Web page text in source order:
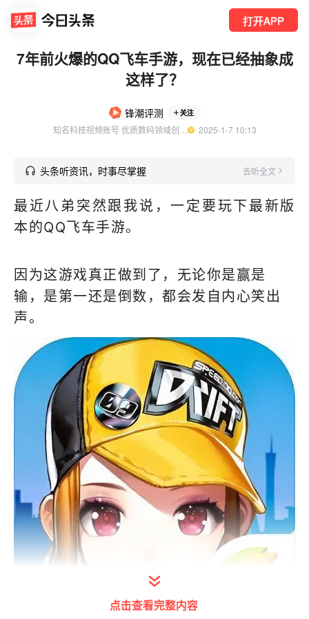
打开APP
7年前火爆的QQ飞车手游，现在已经抽象成
这样了？
锋潮评测 关注
  2025-1-7 10:13
头条听资讯，时事尽掌握 去听全文
最近八弟突然跟我说，一定要玩下最新版
本的QQ飞车手游。
因为这游戏真正做到了，无论你是赢是
输，是第一还是倒数，都会发自内心笑出
声。
点击查看完整内容